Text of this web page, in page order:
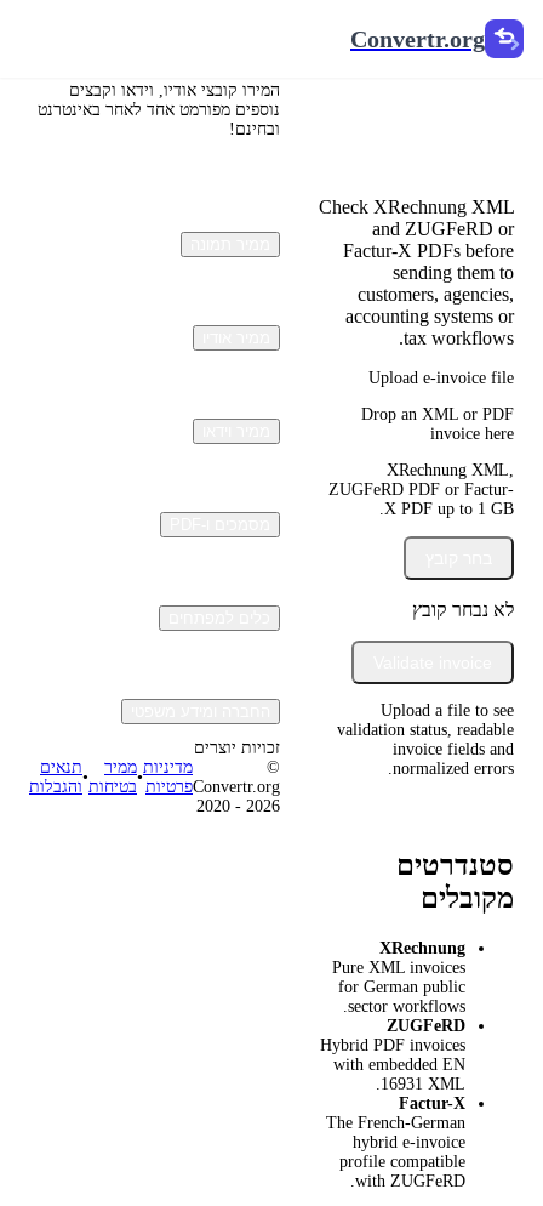
Convertr.org
חשבונאות
Check XRechnung XML
and ZUGFeRD or
Factur-X PDFs before
sending them to
customers, agencies,
accounting systems or
tax workflows.
Upload e-invoice file
Drop an XML or PDF
invoice here
XRechnung XML,
ZUGFeRD PDF or Factur-
X PDF up to 1 GB.
לא נבחר קובץ
Upload a file to see
validation status, readable
invoice fields and
normalized errors.
סטנדרטים
מקובלים
XRechnung
Pure XML invoices
for German public
sector workflows.
ZUGFeRD
Hybrid PDF invoices
with embedded EN
16931 XML.
Factur-X
The French-German
hybrid e-invoice
profile compatible
with ZUGFeRD.
המירו קובצי אודיו, וידאו וקבצים
נוספים מפורמט אחד לאחר באינטרנט
ובחינם!
זכויות יוצרים
©
Convertr.org
2020 - 2026
מדיניות
פרטיות
•
ממיר
בטיחות
•
תנאים
והגבלות